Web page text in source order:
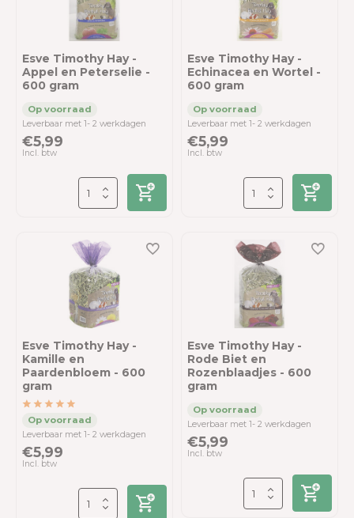
Esve Timothy Hay -
Appel en Peterselie -
600 gram
Leverbaar met 1- 2 werkdagen
€5,99
Incl. btw
Esve Timothy Hay -
Echinacea en Wortel -
600 gram
Leverbaar met 1- 2 werkdagen
€5,99
Incl. btw
Esve Timothy Hay -
Kamille en
Paardenbloem - 600
gram
Leverbaar met 1- 2 werkdagen
€5,99
Incl. btw
Esve Timothy Hay -
Rode Biet en
Rozenblaadjes - 600
gram
Leverbaar met 1- 2 werkdagen
€5,99
Incl. btw